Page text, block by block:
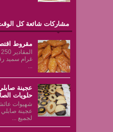
مشاركات شائعة كل
مقروط
غرام سميد
...
عجينة
حلويات
شهيوات
عجينة
لجميع ...